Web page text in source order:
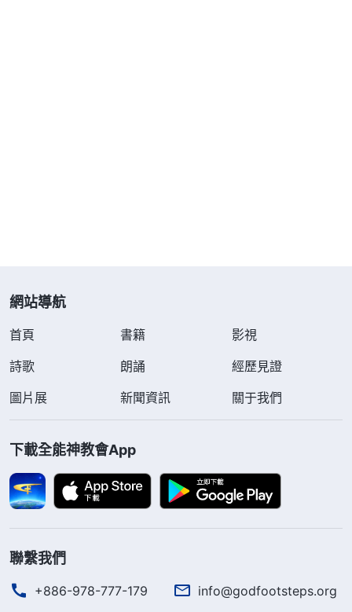
網站導航
首頁 書籍
影視
詩歌
朗誦
經歷見證
圖片展
新聞資訊 關于我們
下載全能神教會App
聯繫我們
+886-978-777-179 info@godfootsteps.org